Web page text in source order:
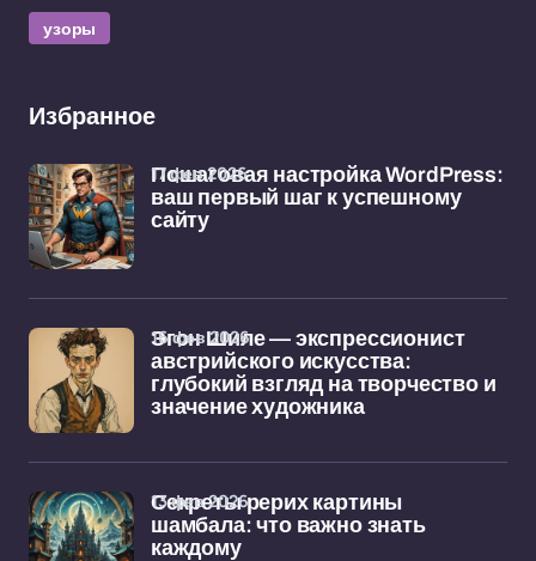
узоры
Избранное
Пошаговая настройка WordPress:
ваш первый шаг к успешному
сайту
17 фев 2026
Эгон Шиле — экспрессионист
австрийского искусства:
глубокий взгляд на творчество и
значение художника
16 фев 2026
Секреты рерих картины
шамбала: что важно знать
каждому
13 фев 2026